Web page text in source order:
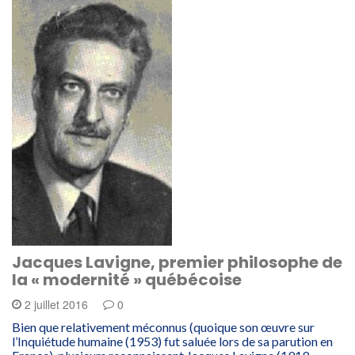
Jacques Lavigne, premier philosophe de
la « modernité » québécoise
2 juillet 2016 0
Bien que relativement méconnus (quoique son œuvre sur
l’Inquiétude humaine (1953) fut saluée lors de sa parution en